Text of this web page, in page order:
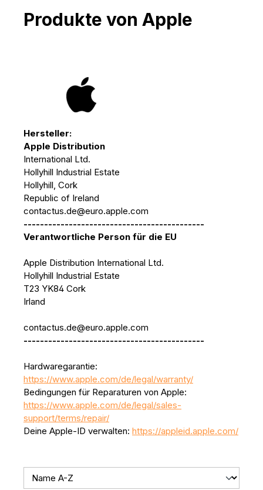
Produkte von Apple
Hersteller:
Apple Distribution
International Ltd.
Hollyhill Industrial Estate
Hollyhill, Cork
Republic of Ireland
contactus.de@euro.apple.com
--------------------------------------------
Verantwortliche Person für die EU
Apple Distribution International Ltd.
Hollyhill Industrial Estate
T23 YK84 Cork
Irland
contactus.de@euro.apple.com
--------------------------------------------
Hardwaregarantie:
https://www.apple.com/de/legal/warranty/
Bedingungen für Reparaturen von Apple:
https://www.apple.com/de/legal/sales-
support/terms/repair/
Deine Apple-ID verwalten: https://appleid.apple.com/